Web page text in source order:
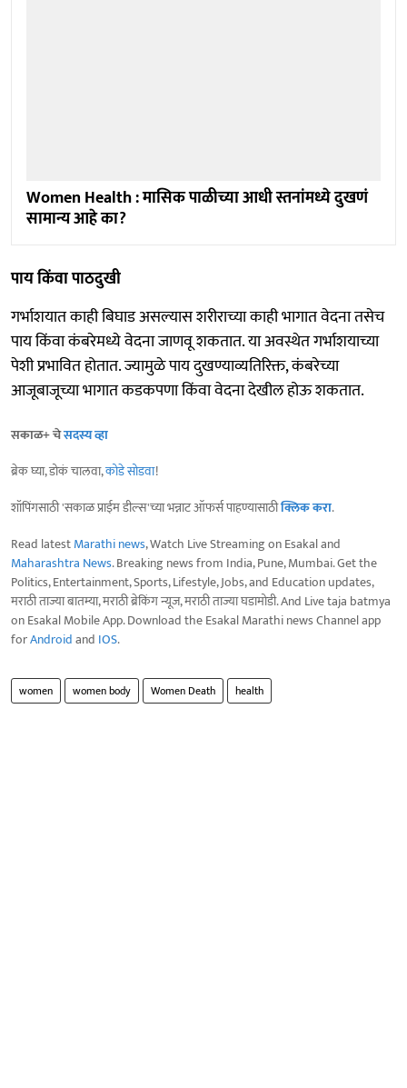
Women Health : मासिक पाळीच्या आधी स्तनांमध्ये दुखणं
सामान्य आहे का?
पाय किंवा पाठदुखी
गर्भाशयात काही बिघाड असल्यास शरीराच्या काही भागात वेदना तसेच
पाय किंवा कंबरेमध्ये वेदना जाणवू शकतात. या अवस्थेत गर्भाशयाच्या
पेशी प्रभावित होतात. ज्यामुळे पाय दुखण्याव्यतिरिक्त, कंबरेच्या
आजूबाजूच्या भागात कडकपणा किंवा वेदना देखील होऊ शकतात.
सकाळ+ चेसदस्य व्हा
ब्रेक घ्या, डोकं चालवा,कोडे सोडवा!
शॉपिंगसाठी 'सकाळ प्राईम डील्स'च्या भन्नाट ऑफर्स पाहण्यासाठीक्लिक करा.
Read latestMarathi news, Watch Live Streaming on Esakal and
Maharashtra News. Breaking news from India, Pune, Mumbai. Get the
Politics, Entertainment, Sports, Lifestyle, Jobs, and Education updates,
मराठी ताज्या बातम्या, मराठी ब्रेकिंग न्यूज, मराठी ताज्या घडामोडी. And Live taja batmya
on Esakal Mobile App. Download the Esakal Marathi news Channel app
forAndroidand IOS.
women women body Women Death health